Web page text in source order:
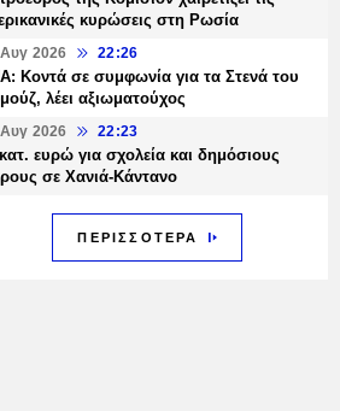
κυρώσεις στη Ρωσία
2026 22:26
Κοντά σε συμφωνία για τα Στενά του
λέει αξιωματούχος
2026 22:23
ευρώ για σχολεία και δημόσιους
σε Χανιά-Κάντανο
ΠΕΡΙΣΣΟΤΕΡΑ